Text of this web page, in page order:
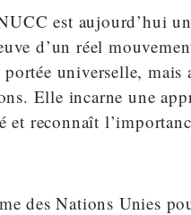
est aujourd’hui
d’un réel
universelle, mais
Elle incarne une
reconnaît
des Nations Unies